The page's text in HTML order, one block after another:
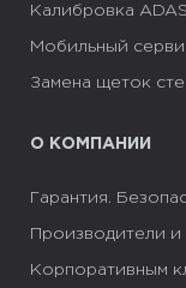
+38
Пн-Пт
Калибровка ADAS
Мобильный
Замена щеток
О КОМПАНИИ
Гарантия.
Производители
Корпоративным